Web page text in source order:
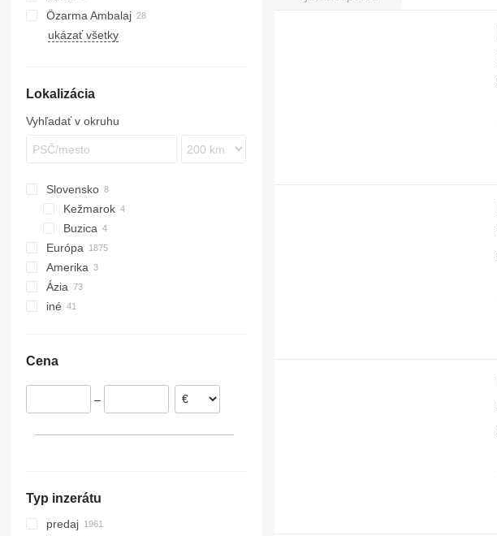
Özarma Ambalaj
ukázať všetky
Lokalizácia
Vyhľadať v okruhu
Slovensko
Kežmarok
Buzica
Európa
Nemecko
Taliansko
Rumunsko
Amerika
Ázia
iné
Juhoafrická republika
Kolumbia
Cena
–
Typ inzerátu
predaj